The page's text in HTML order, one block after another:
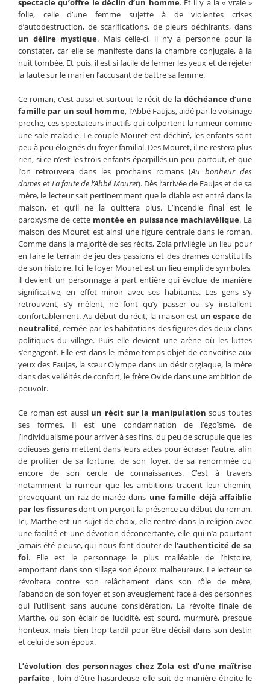
spectacle qu’offre le déclin d’un homme. Et il y a la « vraie »
folie, celle d’une femme sujette à de violentes crises
d’autodestruction, de scarifications, de pleurs déchirants, dans
un délire mystique. Mais celle-ci, il n’y a personne pour la
constater, car elle se manifeste dans la chambre conjugale, à la
nuit tombée. Et puis, il est si facile de fermer les yeux et de rejeter
la faute sur le mari en l’accusant de battre sa femme.
Ce roman, c’est aussi et surtout le récit dela déchéance d’une
famille par un seul homme, l’Abbé Faujas, aidé par le voisinage
proche, ces spectateurs inactifs qui colportent la rumeur comme
une sale maladie. Le couple Mouret est déchiré, les enfants sont
peu à peu éloignés du foyer familial. Des Mouret, il ne restera plus
rien, si ce n’est les trois enfants éparpillés un peu partout, et que
l’on retrouvera dans les prochains romans (Au bonheur des
damesetLa faute de l’Abbé Mouret). Dès l’arrivée de Faujas et de sa
mère, le lecteur sait pertinemment que le diable est entré dans la
maison, et qu’il ne la quittera plus. L’incendie final est le
paroxysme de cette montée en puissance machiavélique. La
maison des Mouret est ainsi une figure centrale dans le roman.
Comme dans la majorité de ses récits, Zola privilégie un lieu pour
en faire le terrain de jeu des passions et des drames constitutifs
de son histoire. Ici, le foyer Mouret est un lieu empli de symboles,
il devient un personnage à part entière qui évolue de manière
significative, en effet miroir avec ses habitants. Les gens s’y
retrouvent, s’y mêlent, ne font qu’y passer ou s’y installent
confortablement. Au début du récit, la maison est un espace de
neutralité, cernée par les habitations des figures des deux clans
politiques du village. Puis elle devient une arène où les luttes
s’engagent. Elle est dans le même temps objet de convoitise aux
yeux des Faujas, la sœur Olympe dans un désir orgiaque, la mère
dans des velléités de confort, le frère Ovide dans une ambition de
pouvoir.
Ce roman est aussi un récit sur la manipulation sous toutes
ses formes. Il est une condamnation de l’égoïsme, de
l’individualisme pour arriver à ses fins, du peu de scrupule que les
odieuses gens mettent dans leurs actes pour écraser l’autre, afin
de profiter de sa fortune, de son foyer, de sa renommée ou
encore de son cercle de connaissances. C’est à travers
notamment la rumeur que les ambitions tracent leur chemin,
provoquant un raz-de-marée dans une famille déjà affaiblie
par les fissuresdont on perçoit la présence au début du roman.
Ici, Marthe est un sujet de choix, elle rentre dans la religion avec
une facilité et une dévotion déconcertante, elle qui n’a pourtant
jamais été pieuse, qui nous font douter de l’authenticité de sa
foi. Elle est le personnage le plus malléable de l’histoire,
emportant dans son sillage son époux malheureux. Le lecteur se
révoltera contre son relâchement dans son rôle de mère,
l’abandon de son foyer et son aveuglement face à des personnes
qui l’utilisent sans aucune considération. La révolte finale de
Marthe, ou son éclair de lucidité, est sourd, murmuré, presque
honteux, mais bien trop tardif pour être décisif dans son destin
et celui de son époux.
L’évolution des personnages chez Zola est d’une maîtrise
parfaite, loin d’être hasardeuse elle suit de manière étroite le